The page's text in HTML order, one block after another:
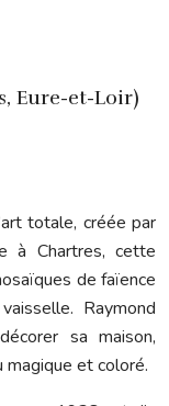
Eure-et-Loir)
totale, créée par
à Chartres, cette
de faïence
Raymond
sa maison,
magique et coloré.